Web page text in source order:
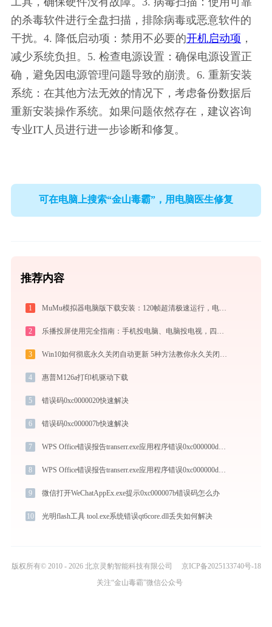
的杀毒软件进行全盘扫描，排除病毒或恶意软件的
干扰。4. 降低启动项：禁用不必要的开机启动项 ，
减少系统负担。5. 检查电源设置：确保电源设置正
确，避免因电源管理问题导致的崩溃。6. 重新安装
系统：在其他方法无效的情况下，考虑备份数据后
重新安装操作系统。如果问题依然存在，建议咨询
专业IT人员进行进一步诊断和修复。
可在电脑上搜索“金山毒霸”，用电脑医生修复
推荐内容
1 MuMu模拟器电脑版下载安装：120帧超清极速运行，电脑玩手游的装机必备神器
2
3
4 惠普M126a打印机驱动下载
5 错误码0xc0000020快速解决
6 错误码0xc000007b快速解决
7 WPS Office错误报告transerr.exe应用程序错误0xc000000d解决方法
8 WPS Office错误报告transerr.exe应用程序错误0xc000000d解决方法
9 微信打开WeChatAppEx.exe提示0xc000007b错误码怎么办
10 光明flash工具 tool.exe系统错误qt6core.dll丢失如何解决
版权所有© 2010 - 2026 北京灵豹智能科技有限公司
京ICP备2025133740号-18
关注“金山毒霸”微信公众号